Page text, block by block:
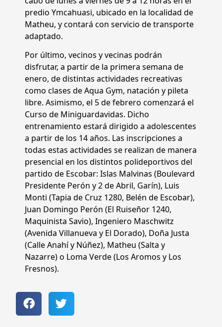
predio Ymcahuasi, ubicado en la localidad de
Matheu, y contará con servicio de transporte
adaptado.
Por último, vecinos y vecinas podrán
disfrutar, a partir de la primera semana de
enero, de distintas actividades recreativas
como clases de Aqua Gym, natación y pileta
libre. Asimismo, el 5 de febrero comenzará el
Curso de Miniguardavidas. Dicho
entrenamiento estará dirigido a adolescentes
a partir de los 14 años. Las inscripciones a
todas estas actividades se realizan de manera
presencial en los distintos polideportivos del
partido de Escobar: Islas Malvinas (Boulevard
Presidente Perón y 2 de Abril, Garín), Luis
Monti (Tapia de Cruz 1280, Belén de Escobar),
Juan Domingo Perón (El Ruiseñor 1240,
Maquinista Savio), Ingeniero Maschwitz
(Avenida Villanueva y El Dorado), Doña Justa
(Calle Anahí y Núñez), Matheu (Salta y
Nazarre) o Loma Verde (Los Aromos y Los
Fresnos).